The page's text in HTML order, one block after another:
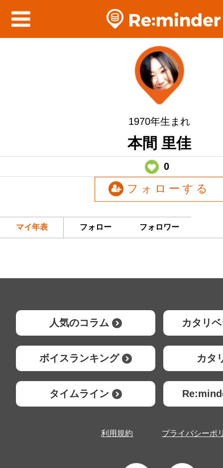
1970年生まれ
本間 里佳
0
フォローする
マイ年表 フォロー フォロワー
人気のコラム カタリ
ボイスランキング カタ
タイムライン
利用規約 プライバシーポ